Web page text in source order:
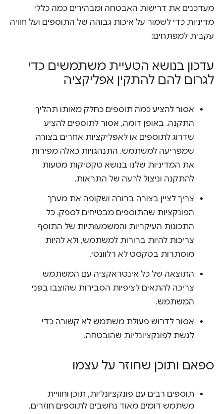
מעדכנים את דרישות האבטחה ומבהירים כמה כללי
מדיניות כדי לשמור על איכות גבוהה של התוספים ועל חוויה
עקבית למפתחים:
עדכון בנושא הטעיית משתמשים כדי
לגרום להם להתקין אפליקציה
אסור להציע כמה תוספים כחלק מאותו תהליך
התקנה. באופן דומה, אסור לתוספים להציע
שדרוג לתוספים או לאפליקציות אחרים בצורה
שמפריעה למשתמש. התנהגויות כאלה מפירות
את המדיניות שלנו בנושא טקטיקות מטעות
להתקנה וניצול לרעה של התראות.
צריך לציין בצורה ברורה ושקופה את מערך
הפונקציות שהתוספים מבטיחים לספק. כל
התכונות העיקריות והמשמעותיות של התוסף
צריכות להיות ברורות למשתמש, ולא להיות
מוסתרות בטקסט לא רלוונטי.
התוצאה של כל אינטראקציה עם המשתמש
צריכה להתאים לציפיות הסבירות שהוצבו בפני
המשתמש.
אסור לדרוש פעולת משתמש לא קשורה כדי
לגשת לפונקציונליות שהובטחה.
ספאם ותוכן שחוזר על עצמו
תוספים רבים עם פונקציונליות, תוכן וחוויית
משתמש דומים מאוד נחשבים לתוספים חוזרים.